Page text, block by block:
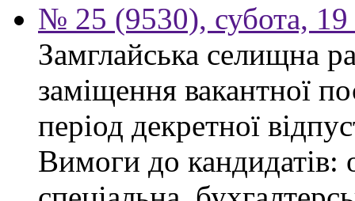
№ 25 (9530), субота, 19
Замглайська селищна
заміщення вакантної
період декретної
Вимоги до кандидатів: